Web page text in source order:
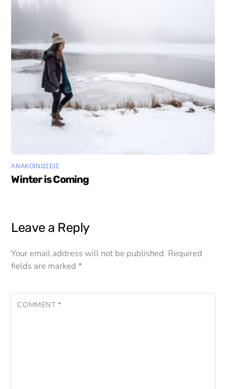
ΑΝΑΚΟΙΝΩΣΕΙΣ
Winter is Coming
Leave a Reply
Your email address will not be published. Required
fields are marked *
COMMENT *